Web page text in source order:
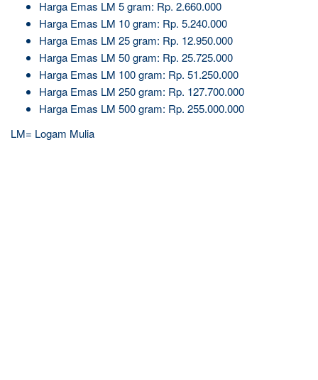
Harga Emas LM 5 gram: Rp. 2.660.000
Harga Emas LM 10 gram: Rp. 5.240.000
Harga Emas LM 25 gram: Rp. 12.950.000
Harga Emas LM 50 gram: Rp. 25.725.000
Harga Emas LM 100 gram: Rp. 51.250.000
Harga Emas LM 250 gram: Rp. 127.700.000
Harga Emas LM 500 gram: Rp. 255.000.000
LM= Logam Mulia